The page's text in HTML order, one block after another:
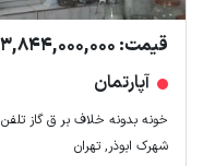
قیمت: 3,844,000,000 تومان
آپارتمان
خونه بدونه خلاف بر ق گاز تلفن
شهرک ابوذر, تهران